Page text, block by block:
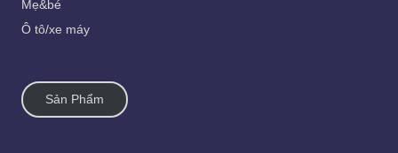
Mẹ&bé
Ô tô/xe máy
Sản Phẩm